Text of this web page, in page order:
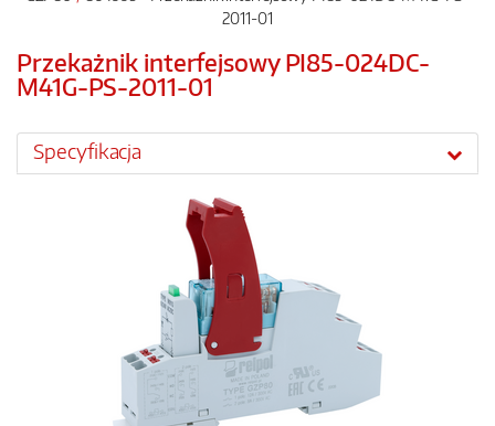
2011-01
Przekażnik interfejsowy PI85-024DC-
M41G-PS-2011-01
Specyfikacja